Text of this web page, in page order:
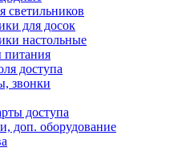
светильников
для досок
настольные
доступа
звонки
доступа
доп. оборудование